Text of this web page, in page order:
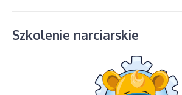
Szkolenie narciarskie